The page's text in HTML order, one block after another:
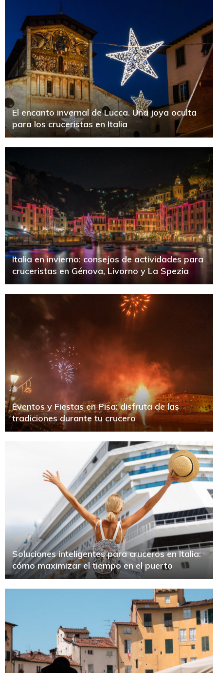
El encanto invernal de Lucca. Una joya oculta
para los cruceristas en Italia
Italia en invierno: consejos de actividades para
cruceristas en Génova, Livorno y La Spezia
Eventos y Fiestas en Pisa: disfruta de las
tradiciones durante tu crucero
Soluciones inteligentes para cruceros en Italia:
cómo maximizar el tiempo en el puerto